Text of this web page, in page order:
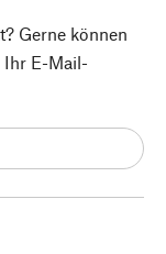
Gerne können
Ihr E-Mail-